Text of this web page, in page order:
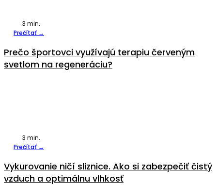
3 min.
Prečítať →
Prečo športovci využívajú terapiu červeným
svetlom na regeneráciu?
3 min.
Prečítať →
Vykurovanie ničí sliznice. Ako si zabezpečiť čistý
vzduch a optimálnu vlhkosť